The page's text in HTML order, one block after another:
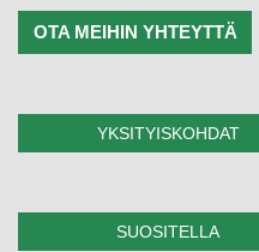
OTA MEIHIN YHTEYTTÄ
YKSITYISKOHDAT
SUOSITELLA